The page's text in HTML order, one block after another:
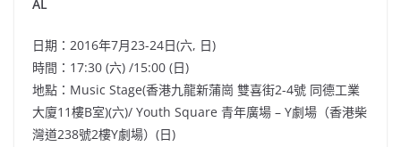
AL
日期：2016年7月23-24日(六, 日)
時間： 17:30 (六) /15:00 (日)
地點： Music Stage(香港九龍新蒲崗 雙喜街2-4號 同德工業
大廈11樓B室)(六)/ Youth Square 青年廣場 – Y劇場（香港柴
灣道238號2樓Y劇場）(日)